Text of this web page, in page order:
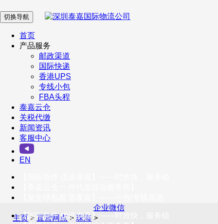
在 线 客 服
企业微信
订阅号
客户服务热线
400-098-5699
联系我们
切换导航
首页
产品服务
邮政渠道
国际快递
香港UPS
专线小包
FBA头程
泰嘉云仓
关税代缴
新闻资讯
客服中心
EN
【国际急件 优选泰嘉】——时效快，服务稳
企业微信
主页 > 直营网点 >珠海 >